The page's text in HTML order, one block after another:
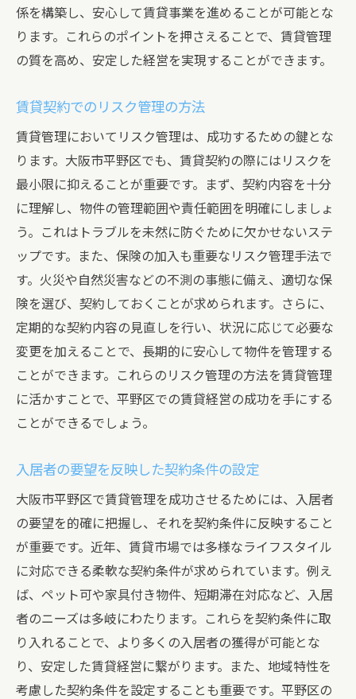
係を構築し、安心して賃貸事業を進めることが可能とな
ります。これらのポイントを押さえることで、賃貸管理
の質を高め、安定した経営を実現することができます。
賃貸契約でのリスク管理の方法
賃貸管理においてリスク管理は、成功するための鍵とな
ります。大阪市平野区でも、賃貸契約の際にはリスクを
最小限に抑えることが重要です。まず、契約内容を十分
に理解し、物件の管理範囲や責任範囲を明確にしましょ
う。これはトラブルを未然に防ぐために欠かせないステ
ップです。また、保険の加入も重要なリスク管理手法で
す。火災や自然災害などの不測の事態に備え、適切な保
険を選び、契約しておくことが求められます。さらに、
定期的な契約内容の見直しを行い、状況に応じて必要な
変更を加えることで、長期的に安心して物件を管理する
ことができます。これらのリスク管理の方法を賃貸管理
に活かすことで、平野区での賃貸経営の成功を手にする
ことができるでしょう。
入居者の要望を反映した契約条件の設定
大阪市平野区で賃貸管理を成功させるためには、入居者
の要望を的確に把握し、それを契約条件に反映すること
が重要です。近年、賃貸市場では多様なライフスタイル
に対応できる柔軟な契約条件が求められています。例え
ば、ペット可や家具付き物件、短期滞在対応など、入居
者のニーズは多岐にわたります。これらを契約条件に取
り入れることで、より多くの入居者の獲得が可能とな
り、安定した賃貸経営に繋がります。また、地域特性を
考慮した契約条件を設定することも重要です。平野区の